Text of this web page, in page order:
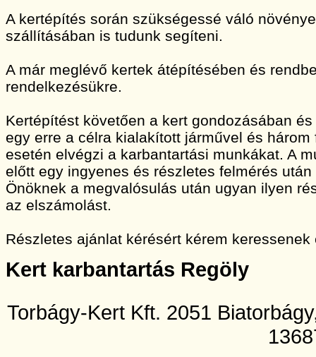
A kertépítés során szükségessé váló
szállításában is tudunk segíteni.
A már meglévő kertek átépítésében és
rendelkezésükre.
Kertépítést követően a kert gondozásában
egy erre a célra kialakított járművel és
esetén elvégzi a karbantartási munkákat. A
előtt egy ingyenes és részletes felmérés
Önöknek a megvalósulás után ugyan ilyen
az elszámolást.
Részletes ajánlat kérésért kérem
Kert karbantartás Regöly
Torbágy-Kert Kft. 2051